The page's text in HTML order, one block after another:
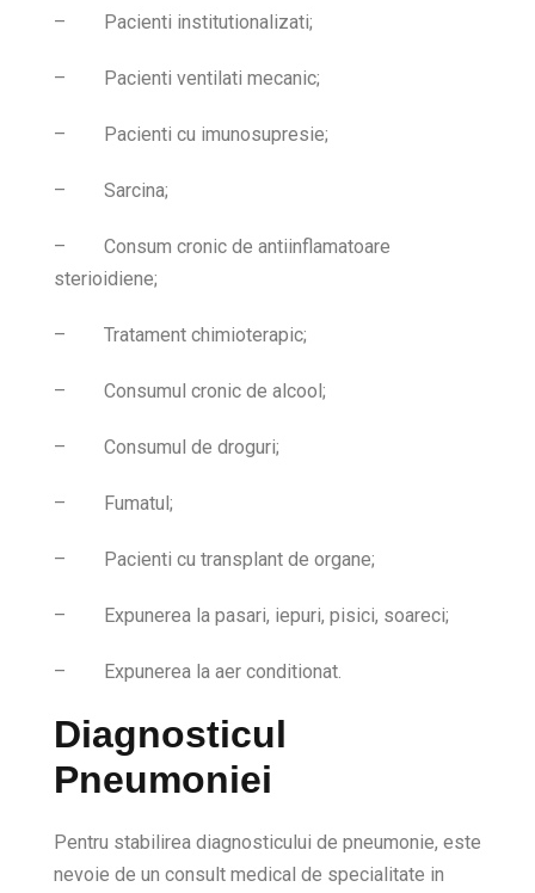
– Pacienti institutionalizati;
– Pacienti ventilati mecanic;
– Pacienti cu imunosupresie;
– Sarcina;
–
Consum cronic de antiinflamatoare
sterioidiene;
– Tratament chimioterapic;
– Consumul cronic de alcool;
– Consumul de droguri;
– Fumatul;
– Pacienti cu transplant de organe;
– Expunerea la pasari, iepuri, pisici, soareci;
– Expunerea la aer conditionat.
Diagnosticul
Pneumoniei
Pentru stabilirea diagnosticului de pneumonie, este
nevoie de un consult medical de specialitate in